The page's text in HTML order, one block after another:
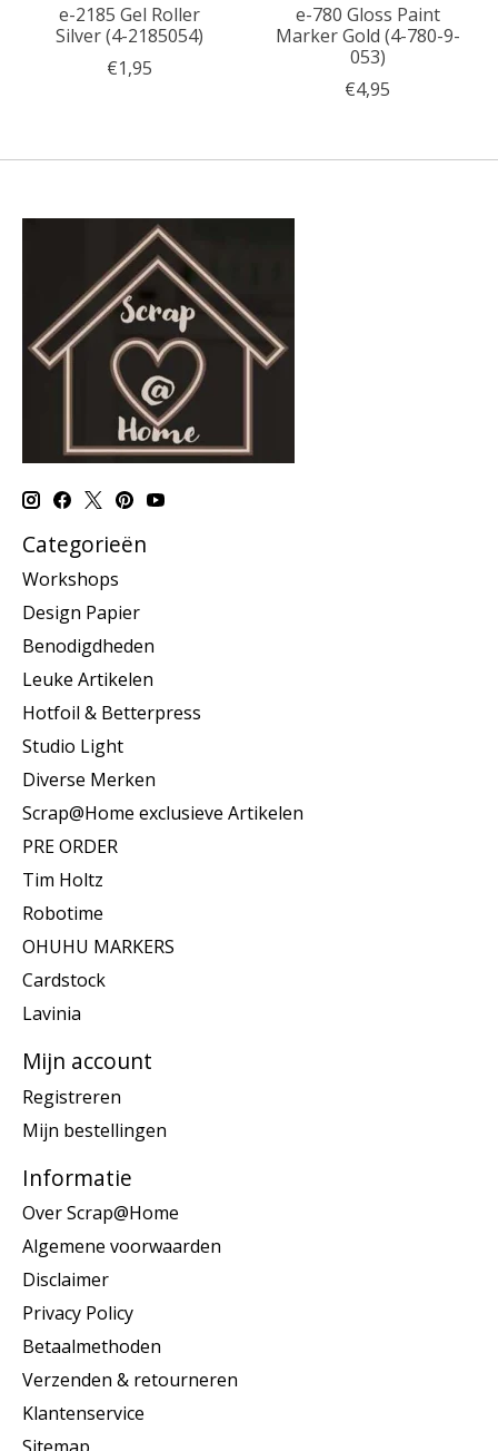
e-2185 Gel Roller
Silver (4-2185054)
€1,95
e-780 Gloss Paint
Marker Gold (4-780-9-
053)
€4,95
Categorieën
Workshops
Design Papier
Benodigdheden
Leuke Artikelen
Hotfoil & Betterpress
Studio Light
Diverse Merken
Scrap@Home exclusieve Artikelen
PRE ORDER
Tim Holtz
Robotime
OHUHU MARKERS
Cardstock
Lavinia
Mijn account
Registreren
Mijn bestellingen
Informatie
Over Scrap@Home
Algemene voorwaarden
Disclaimer
Privacy Policy
Betaalmethoden
Verzenden & retourneren
Klantenservice